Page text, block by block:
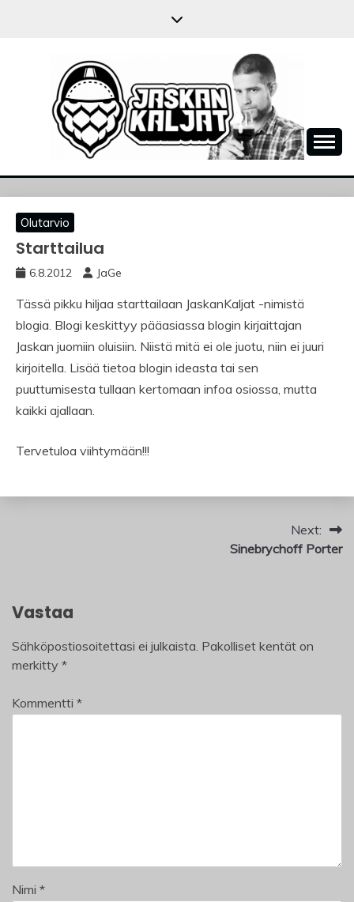
JASKANKALJAT
Olutarvio
Starttailua
6.8.2012 JaGe
Tässä pikku hiljaa starttailaan JaskanKaljat -nimistä
blogia. Blogi keskittyy pääasiassa blogin kirjaittajan
Jaskan juomiin oluisiin. Niistä mitä ei ole juotu, niin ei juuri
kirjoitella. Lisää tietoa blogin ideasta tai sen
puuttumisesta tullaan kertomaan infoa osiossa, mutta
kaikki ajallaan.
Tervetuloa viihtymään!!!
Next:
Sinebrychoff Porter
Vastaa
Sähköpostiosoitettasi ei julkaista. Pakolliset kentät on
merkitty *
Kommentti *
Nimi *